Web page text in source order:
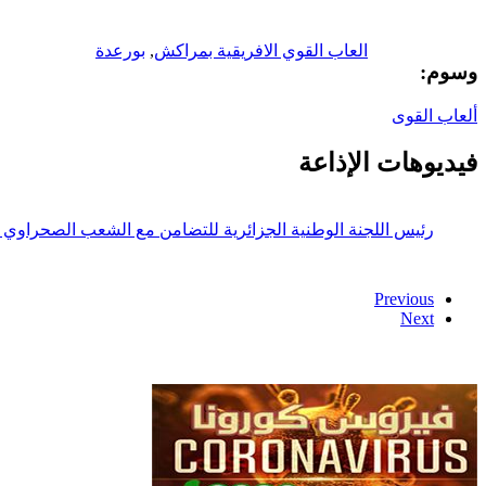
وسوم:
العاب القوي الافريقية بمراكش, بورعدة
ألعاب القوى
فيديوهات الإذاعة
رئيس اللجنة الوطنية الجزائرية للتضامن مع الشعب
Previous
Next